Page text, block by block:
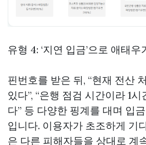
유형 4: ‘지연 입금’으로 애태우
핀번호를 받은 뒤, “현재 전산
있다”, “은행 점검 시간이라 1
다” 등 다양한 핑계를 대며 입
입니다. 이용자가 초조하게 기
은 다른 피해자들을 상대로 계